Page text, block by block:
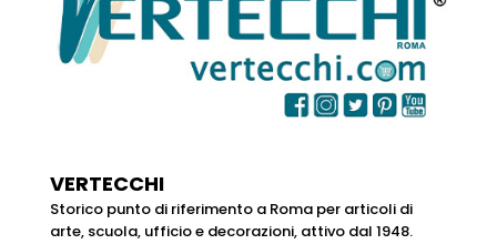
VERTECCHI
Storico punto di riferimento a Roma per articoli di
arte, scuola, ufficio e decorazioni, attivo dal 1948.